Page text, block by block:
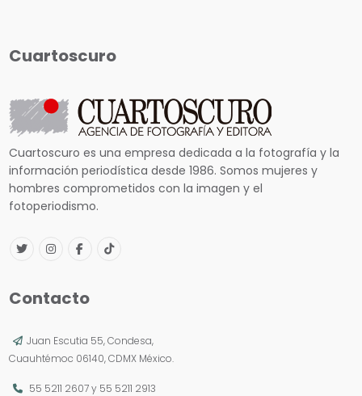
Cuartoscuro
Cuartoscuro es una empresa dedicada a la fotografía y la
información periodística desde 1986. Somos mujeres y
hombres comprometidos con la imagen y el
fotoperiodismo.
Contacto
Juan Escutia 55, Condesa,
Cuauhtémoc 06140, CDMX México.
55 5211 2607y 55 5211 2913